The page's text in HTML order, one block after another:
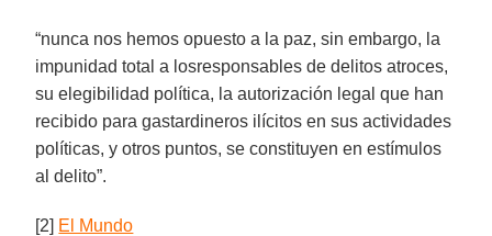
“nunca nos hemos opuesto a la paz, sin embargo, la
impunidad total a losresponsables de delitos atroces,
su elegibilidad política, la autorización legal que han
recibido para gastardineros ilícitos en sus actividades
políticas, y otros puntos, se constituyen en estímulos
al delito”.
[2] El Mundo